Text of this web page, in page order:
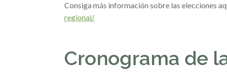
Consiga más información sobre las elecciones
regional/
Cronograma de